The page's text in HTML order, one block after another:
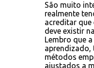
São muito
realmente
acreditar que
deve existir
Lembro que
aprendizado,
métodos
ajustados a